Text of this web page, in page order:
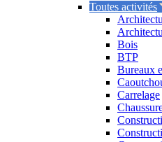
Toutes activités
Bois
BTP
Bureaux
Carrelage